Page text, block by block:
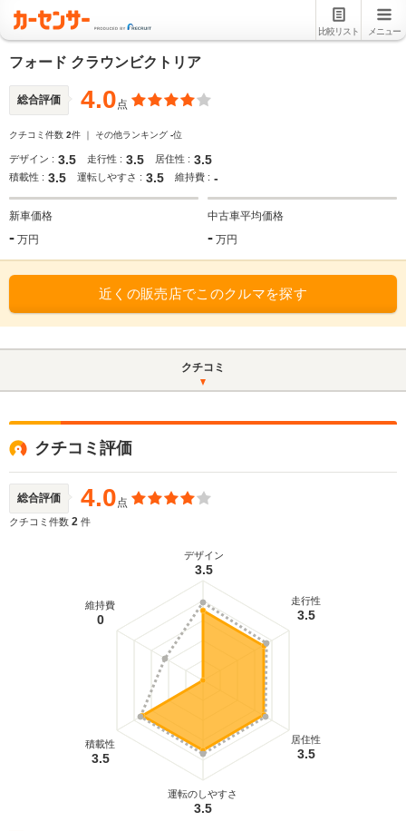
比較リスト メニュー
フォード クラウンビクトリア
総合評価 4.0点
クチコミ件数 2件 ｜ その他ランキング -位
デザイン : 3.5 走行性 : 3.5 居住性 : 3.5
積載性 : 3.5 運転しやすさ : 3.5 維持費 : -
新車価格
- 万円
中古車平均価格
- 万円
近くの販売店でこのクルマを探す
クチコミ
クチコミ評価
総合評価 4.0点
クチコミ件数 2 件
デザイン
3.5
走行性
3.5
居住性
3.5
運転のしやすさ
3.5
積載性
3.5
維持費
0